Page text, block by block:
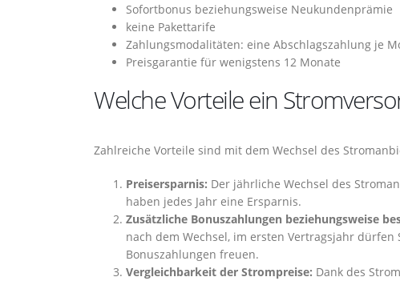
Sofortbonus beziehungsweise Neukundenprämie
keine Pakettarife
Zahlungsmodalitäten: eine Abschlagszahlung je
Preisgarantie für wenigstens 12 Monate
Welche Vorteile ein
Zahlreiche Vorteile sind mit dem Wechsel des
Preisersparnis: Der jährliche Wechsel des
haben jedes Jahr eine Ersparnis.
Zusätzliche Bonuszahlungen beziehungsweise
nach dem Wechsel, im ersten Vertragsjahr
Bonuszahlungen freuen.
Vergleichbarkeit der Strompreise: Dank des